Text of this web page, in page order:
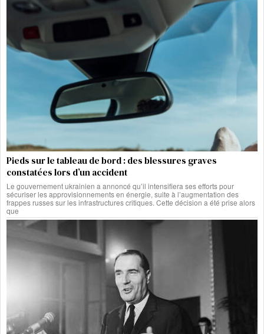
Pieds sur le tableau de bord : des blessures graves
constatées lors d’un accident
Le gouvernement ukrainien a annoncé qu’il intensifiera ses efforts pour
sécuriser les approvisionnements en énergie, suite à l’augmentation des
frappes russes sur les infrastructures critiques. Cette décision a été prise alors
que